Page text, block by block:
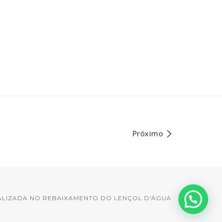
Próximo
NO REBAIXAMENTO DO LENÇOL D'ÁGUA